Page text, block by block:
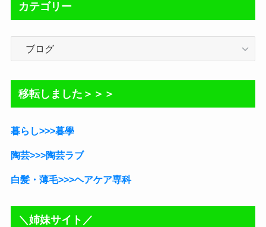
カテゴリー
リ
移転しました＞＞＞
暮らし>>>暮學
陶芸>>>陶芸ラブ
白髪・薄毛>>>ヘアケア専科
＼姉妹サイト／